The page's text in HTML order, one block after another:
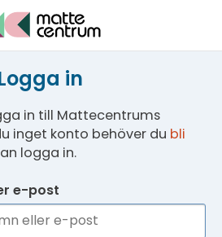
in
in till Mattecentrums
inget konto behöver du bli
logga in.
e-post